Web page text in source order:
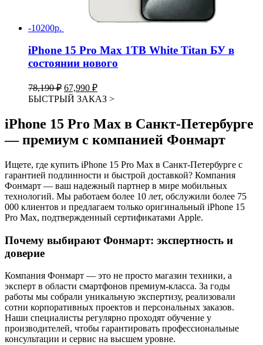
-10200р.
iPhone 15 Pro Max 1TB White Titan БУ в
состоянии нового
78,190₽ Первоначальная
цена
78,190 ₽.
67,990 ₽Текущая
цена:
БЫСТРЫЙ ЗАКАЗ >
iPhone 15 Pro Max в Санкт-Петербурге
— премиум с компанией Фонмарт
Ищете, где купить iPhone 15 Pro Max в Санкт-Петербурге с
гарантией подлинности и быстрой доставкой? Компания
Фонмарт — ваш надежный партнер в мире мобильных
технологий. Мы работаем более 10 лет, обслужили более 75
000 клиентов и предлагаем только оригинальный iPhone 15
Pro Max, подтвержденный сертификатами Apple.
Почему выбирают Фонмарт: экспертность и
доверие
Компания Фонмарт — это не просто магазин техники, а
эксперт в области смартфонов премиум-класса. За годы
работы мы собрали уникальную экспертизу, реализовали
сотни корпоративных проектов и персональных заказов.
Наши специалисты регулярно проходят обучение у
производителей, чтобы гарантировать профессиональные
консультации и сервис на высшем уровне.